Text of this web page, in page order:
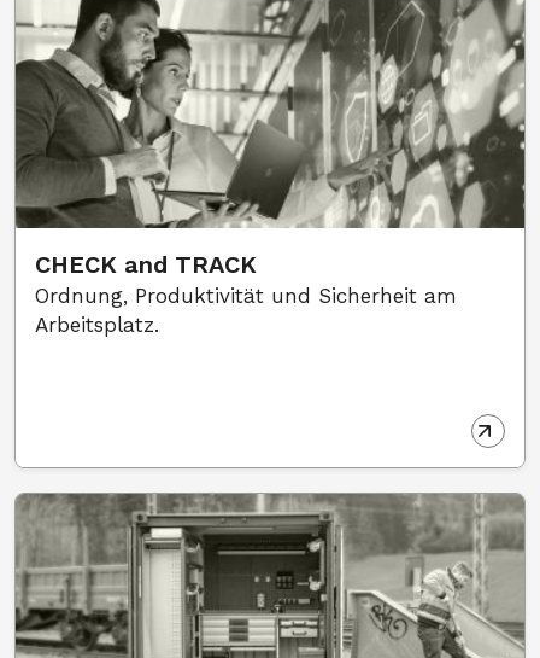
CHECK and TRACK
Ordnung, Produktivität und Sicherheit am
Arbeitsplatz.